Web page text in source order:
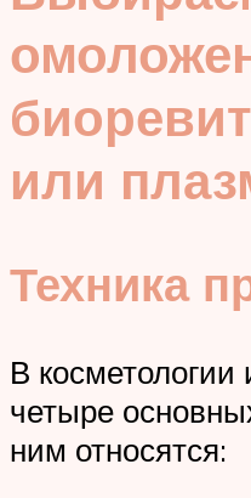
или
Техника
В косметологии
четыре
ним относятся: